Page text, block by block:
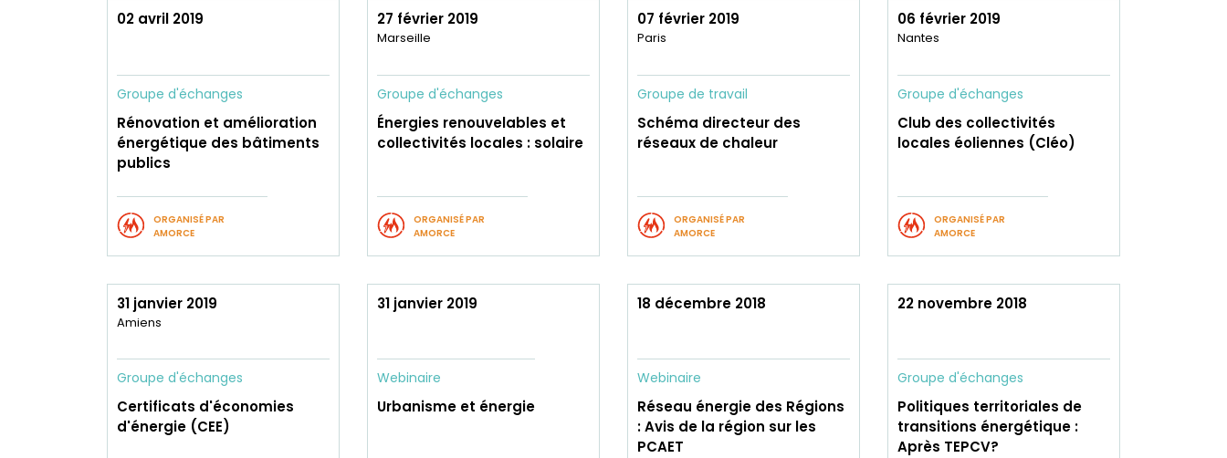
02 avril 2019
Groupe d'échanges
Rénovation et amélioration
énergétique des bâtiments
publics
ORGANISÉ PAR
AMORCE
27 février 2019
Marseille
Groupe d'échanges
Énergies renouvelables et
collectivités locales : solaire
ORGANISÉ PAR
AMORCE
07 février 2019
Paris
Groupe de travail
Schéma directeur des
réseaux de chaleur
ORGANISÉ PAR
AMORCE
06 février 2019
Nantes
Groupe d'échanges
Club des collectivités
locales éoliennes (Cléo)
ORGANISÉ PAR
AMORCE
31 janvier 2019
Amiens
Groupe d'échanges
Certificats d'économies
d'énergie (CEE)
31 janvier 2019
Webinaire
Urbanisme et énergie
18 décembre 2018
Webinaire
Réseau énergie des Régions
: Avis de la région sur les
PCAET
22 novembre 2018
Groupe d'échanges
Politiques territoriales de
transitions énergétique :
Après TEPCV?